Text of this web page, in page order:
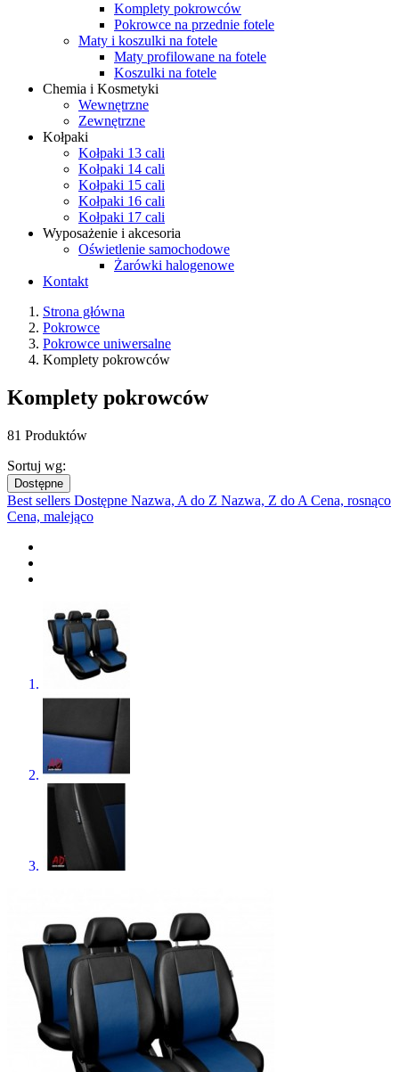
Komplety pokrowców
Pokrowce na przednie fotele
Maty i koszulki na fotele
Maty profilowane na fotele
Koszulki na fotele
Chemia i Kosmetyki
Wewnętrzne
Zewnętrzne
Kołpaki
Kołpaki 13 cali
Kołpaki 14 cali
Kołpaki 15 cali
Kołpaki 16 cali
Kołpaki 17 cali
Wyposażenie i akcesoria
Oświetlenie samochodowe
Żarówki halogenowe
Kontakt
Strona główna
Pokrowce
Pokrowce uniwersalne
Komplety pokrowców
Komplety pokrowców
81 Produktów
Sortuj wg:
Dostępne
Best sellers Dostępne Nazwa, A do Z Nazwa, Z do A Cena, rosnąco
Cena, malejąco